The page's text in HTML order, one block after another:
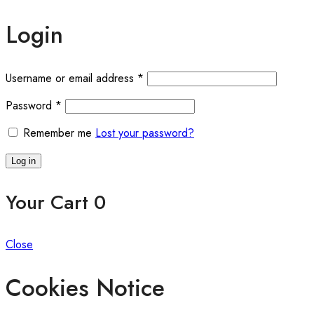
Login
Username or email address * Required
Password * Required
Remember me Lost your password?
Log in
Your Cart 0
Close
Cookies Notice